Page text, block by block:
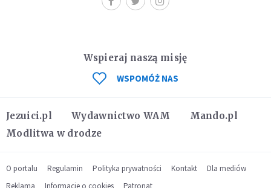
Jezuici.pl Wydawnictwo WAM
Mando.pl
Modlitwa w drodze
Wspieraj naszą misję
WSPOMÓŻ NAS
O portalu Regulamin Polityka prywatności Kontakt
Dla mediów
Reklama
Informacje o cookies Patronat